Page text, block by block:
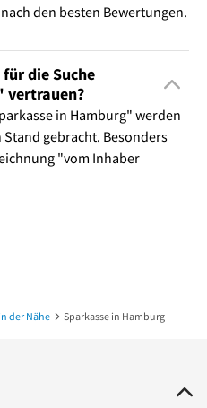
den besten Bewertungen.
die Suche
vertrauen?
in Hamburg" werden
gebracht. Besonders
"vom Inhaber
der Nähe Sparkasse in Hamburg